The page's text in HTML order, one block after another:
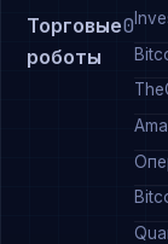
Торговые
роботы
0